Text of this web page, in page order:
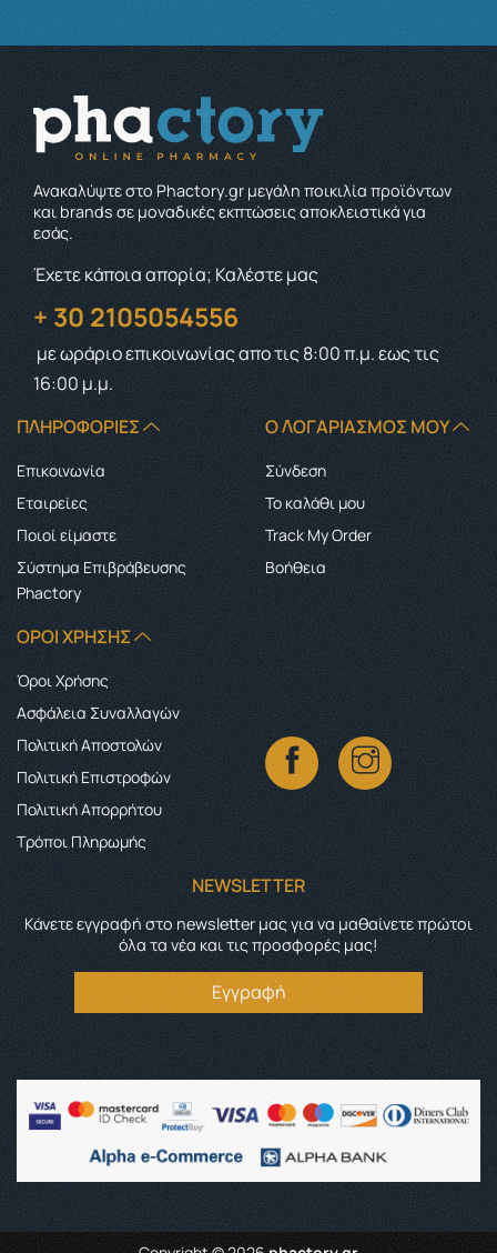
Ανακαλύψτε στο Phactory.gr μεγάλη ποικιλία προϊόντων
και brands σε μοναδικές εκπτώσεις αποκλειστικά για
εσάς.
Έχετε κάποια απορία; Καλέστε μας
+ 30 2105054556
με ωράριο επικοινωνίαςαπο τις 8:00 π.μ. εως τις
16:00 μ.μ.
ΠΛΗΡΟΦΟΡΊΕΣ
Επικοινωνία
Εταιρείες
Ποιοί είμαστε
Σύστημα Επιβράβευσης
Phactory
Ο ΛΟΓΑΡΙΑΣΜΌΣ ΜΟΥ
Σύνδεση
Το καλάθι μου
Track My Order
Boήθεια
ΌΡΟΙ ΧΡΉΣΗΣ
Όροι Χρήσης
Ασφάλεια Συναλλαγών
Πολιτική Αποστολών
Πολιτική Επιστροφών
Πολιτική Απορρήτου
Τρόποι Πληρωμής
NEWSLETTER
Κάνετε εγγραφή στο newsletter μας για να μαθαίνετε πρώτοι
όλα τα νέα και τις προσφορές μας!
Εγγραφή